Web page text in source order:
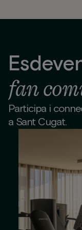
fan
Participa i
a Sant Cugat.